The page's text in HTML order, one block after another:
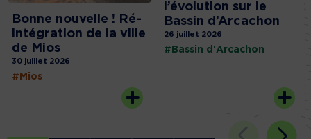
Bonne nouvelle ! Ré-
intégration de la ville
de Mios
30 juillet 2026
#Mios
l’évolution sur le
Bassin d’Arcachon
26 juillet 2026
#Bassin d'Arcachon